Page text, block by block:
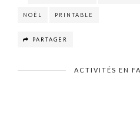
NOËL PRINTABLE
PARTAGER
ACTIVITÉS EN